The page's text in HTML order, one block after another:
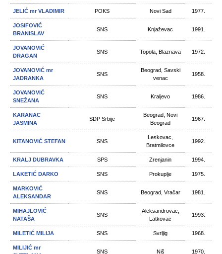
JELIĆ mr VLADIMIR POKS Novi Sad 1977.
JOSIFOVIĆ
BRANISLAV
SNS Knjaževac 1991.
JOVANOVIĆ
DRAGAN
SNS Topola, Blaznava 1972.
JOVANOVIĆ mr
JADRANKA
SNS
Beograd, Savski
venac
1958.
JOVANOVIĆ
SNEŽANA
SNS Kraljevo 1986.
KARANAC
JASMINA
SDP Srbije
Beograd, Novi
Beograd
1967.
KITANOVIĆ STEFAN SNS
Leskovac,
Bratmilovce
1992.
KRALJ DUBRAVKA SPS Zrenjanin 1994.
LAKETIĆ DARKO SNS Prokuplje 1975.
MARKOVIĆ
ALEKSANDAR
SNS Beograd, Vračar 1981.
MIHAJLOVIĆ
NATAŠA
SNS
Aleksandrovac,
Latkovac
1993.
MILETIĆ MILIJA SNS Svrljig 1968.
MILIJIĆ mr
SNS Niš 1970.